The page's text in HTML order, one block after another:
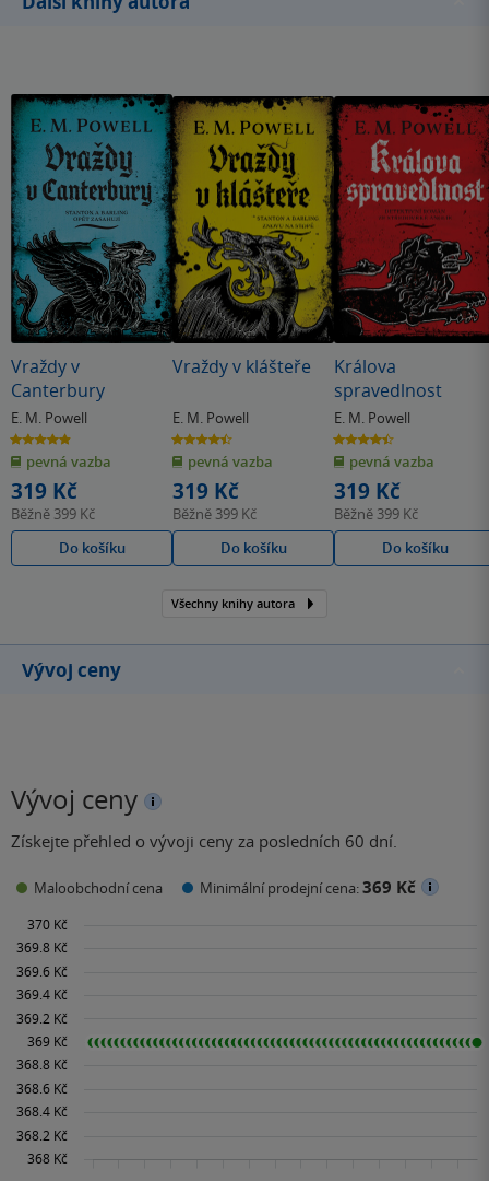
- "The Blood Of The Fifth Knight".
Vraždy v
Canterbury
E. M. Powell
4.9
z
5
hvězdiček
pevná vazba
319 Kč
Běžně 399 Kč
Do košíku
Vraždy v klášteře
E. M. Powell
4.5
z
5
hvězdiček
pevná vazba
319 Kč
Běžně 399 Kč
Do košíku
Králova
spravedlnost
E. M. Powell
4.4
z
5
hvězdiček
pevná vazba
319 Kč
Běžně 399 Kč
Do košíku
Všechny knihy autora
Vývoj ceny
Vývoj ceny
Získejte přehled o vývoji ceny za posledních 60 dní.
Maloobchodní cena Minimální prodejní cena:369 Kč